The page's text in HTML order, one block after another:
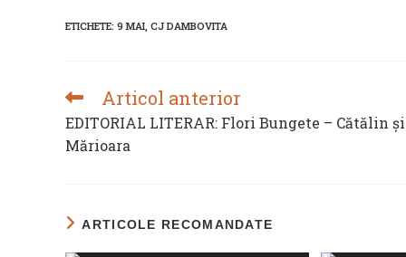
ETICHETE: 9 MAI CJ DAMBOVITA
READ
ARTICLES
Articol anterior
EDITORIAL LITERAR: Flori Bungete – Cătălin și
Mărioara
ARTICOLE RECOMANDATE